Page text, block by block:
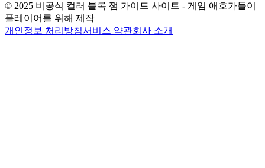
© 2025 비공식 컬러 블록 잼 가이드 사이트 - 게임 애호가들이
플레이어를 위해 제작
개인정보 처리방침서비스 약관회사 소개